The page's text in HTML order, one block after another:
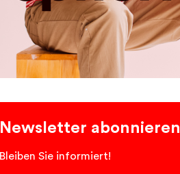
Newsletter abonnieren
Bleiben Sie informiert!